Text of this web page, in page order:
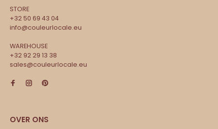
STORE
+32 50 69 43 04
info@couleurlocale.eu
WAREHOUSE
+32 92 29 13 38
sales@couleurlocale.eu